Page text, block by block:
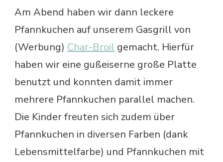
Am Abend haben wir dann leckere
Pfannkuchen auf unserem Gasgrill von
(Werbung) Char-Broil gemacht. Hierfür
haben wir eine gußeiserne große Platte
benutzt und konnten damit immer
mehrere Pfannkuchen parallel machen.
Die Kinder freuten sich zudem über
Pfannkuchen in diversen Farben (dank
Lebensmittelfarbe) und Pfannkuchen mit